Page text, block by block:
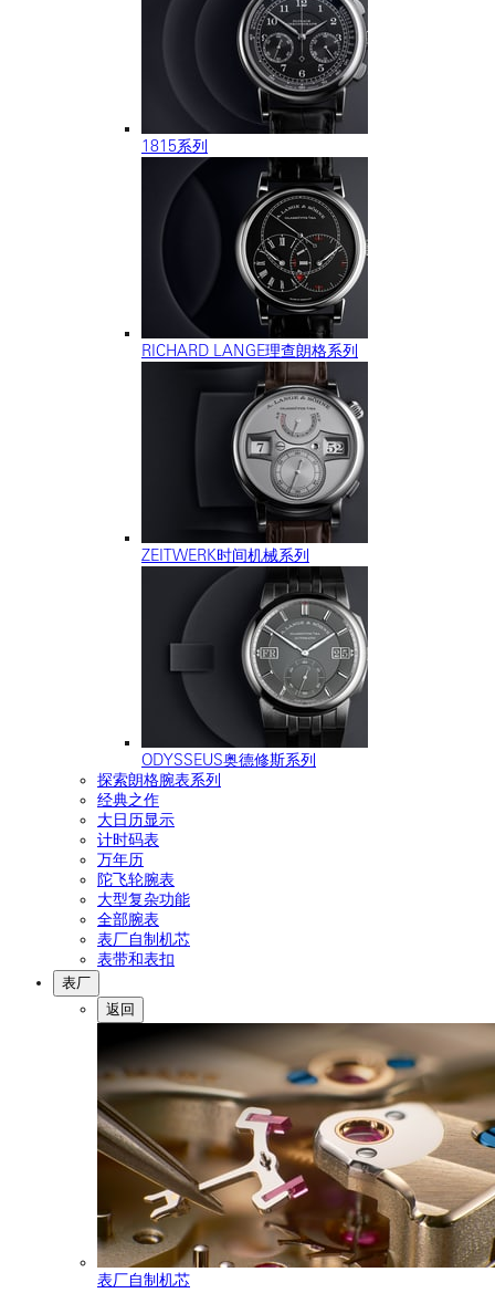
1815系列
RICHARD LANGE理查朗格系列
ZEITWERK时间机械系列
ODYSSEUS奥德修斯系列
探索朗格腕表系列
经典之作
大日历显示
计时码表
万年历
陀飞轮腕表
大型复杂功能
全部腕表
表厂自制机芯
表带和表扣
表厂
返回
表厂自制机芯